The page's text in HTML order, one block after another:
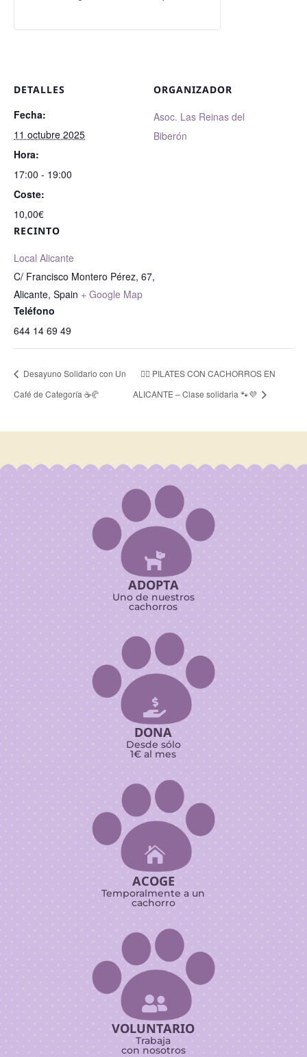
DETALLES
Fecha:
11 octubre 2025
Hora:
17:00 - 19:00
Coste:
10,00€
RECINTO
Local Alicante
C/ Francisco Montero Pérez, 67,
Alicante, Spain + Google Map
Teléfono
644 14 69 49
ORGANIZADOR
Asoc. Las Reinas del
Biberón
Desayuno Solidario con Un
Café de Categoría ☕🥐
🧘‍♀️ PILATES CON CACHORROS EN
ALICANTE – Clase solidaria 🐾💜

ADOPTA
Uno de nuestros
cachorros

DONA
Desde sólo
1€ al mes

ACOGE
Temporalmente a un
cachorro

VOLUNTARIO
Trabaja
con nosotros